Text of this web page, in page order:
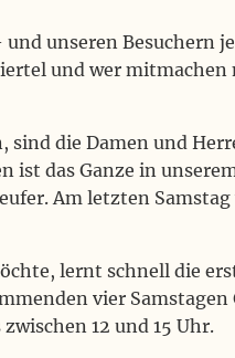
unseren Besuchern
und wer
sind die Damen und
ist das Ganze in
Am letzten
lernt schnell die
vier
12 und 15 Uhr.